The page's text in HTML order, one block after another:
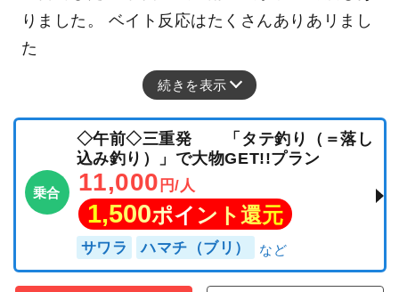
りました。 ベイト反応はたくさんありあリまし
た
続きを表示
乗合
◇午前◇三重発 「タテ釣り（＝落し
込み釣り）」で大物GET!!プラン
11,000 円/人
1,500ポイント還元
サワラ ハマチ（ブリ）